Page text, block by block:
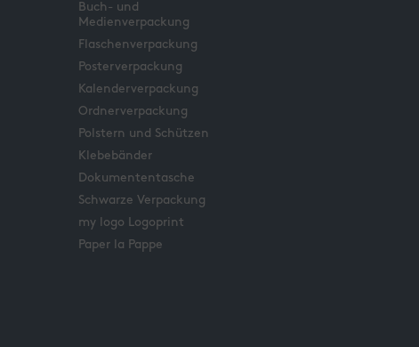
Buch- und
Medienverpackung
Flaschenverpackung
Posterverpackung
Kalenderverpackung
Ordnerverpackung
Polstern und Schützen
Klebebänder
Dokumententasche
Schwarze Verpackung
my logo Logoprint
Paper la Pappe